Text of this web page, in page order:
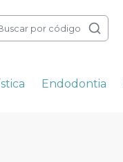
por código
Endodontia